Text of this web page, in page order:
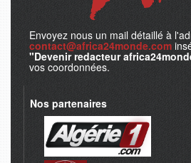
Envoyez nous un mail détaillé à
contact@africa24monde.com
"Devenir redacteur
vos coordonnées.
Nos partenaires